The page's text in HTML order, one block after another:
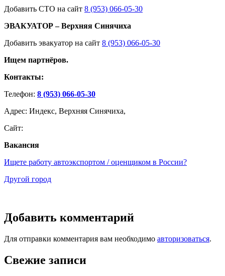
Добавить СТО на сайт 8 (953) 066-05-30
ЭВАКУАТОР – Верхняя Синячиха
Добавить эвакуатор на сайт 8 (953) 066-05-30
Ищем партнёров.
Контакты:
Телефон: 8 (953) 066-05-30
Адрес: Индекс, Верхняя Синячиха,
Сайт:
Вакансия
Ищете работу автоэкспортом / оценщиком в России?
Другой город
Добавить комментарий
Для отправки комментария вам необходимо авторизоваться.
Свежие записи